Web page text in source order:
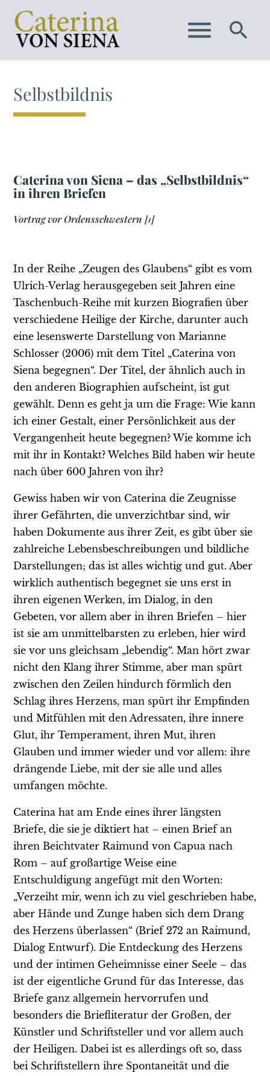
menu search
Suchbegriffe
Selbstbildnis
Caterina von Siena – das „Selbstbildnis“
in ihren Briefen
Vortrag vor Ordensschwestern [1]
In der Reihe „Zeugen des Glaubens“ gibt es vom
Ulrich-Verlag herausgegeben seit Jahren eine
Taschenbuch-Reihe mit kurzen Biografien über
verschiedene Heilige der Kirche, darunter auch
eine lesenswerte Darstellung von Marianne
Schlosser (2006) mit dem Titel „Caterina von
Siena begegnen“. Der Titel, der ähnlich auch in
den anderen Biographien aufscheint, ist gut
gewählt. Denn es geht ja um die Frage: Wie kann
ich einer Gestalt, einer Persönlichkeit aus der
Vergangenheit heute begegnen? Wie komme ich
mit ihr in Kontakt? Welches Bild haben wir heute
nach über 600 Jahren von ihr?
Gewiss haben wir von Caterina die Zeugnisse
ihrer Gefährten, die unverzichtbar sind, wir
haben Dokumente aus ihrer Zeit, es gibt über sie
zahlreiche Lebensbeschreibungen und bildliche
Darstellungen; das ist alles wichtig und gut. Aber
wirklich authentisch begegnet sie uns erst in
ihren eigenen Werken, im Dialog, in den
Gebeten, vor allem aber in ihren Briefen – hier
ist sie am unmittelbarsten zu erleben, hier wird
sie vor uns gleichsam „lebendig“. Man hört zwar
nicht den Klang ihrer Stimme, aber man spürt
zwischen den Zeilen hindurch förmlich den
Schlag ihres Herzens, man spürt ihr Empfinden
und Mitfühlen mit den Adressaten, ihre innere
Glut, ihr Temperament, ihren Mut, ihren
Glauben und immer wieder und vor allem: ihre
drängende Liebe, mit der sie alle und alles
umfangen möchte.
Caterina hat am Ende eines ihrer längsten
Briefe, die sie je diktiert hat – einen Brief an
ihren Beichtvater Raimund von Capua nach
Rom – auf großartige Weise eine
Entschuldigung angefügt mit den Worten:
„Verzeiht mir, wenn ich zu viel geschrieben habe,
aber Hände und Zunge haben sich dem Drang
des Herzens überlassen“ (Brief 272 an Raimund,
Dialog Entwurf). Die Entdeckung des Herzens
und der intimen Geheimnisse einer Seele – das
ist der eigentliche Grund für das Interesse, das
Briefe ganz allgemein hervorrufen und
besonders die Briefliteratur der Großen, der
Künstler und Schriftsteller und vor allem auch
der Heiligen. Dabei ist es allerdings oft so, dass
bei Schriftstellern ihre Spontaneität und die